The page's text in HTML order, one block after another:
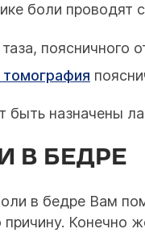
боли проводят
поясничного
томография
быть назначены
В БЕДРЕ
в бедре Вам
Конечно